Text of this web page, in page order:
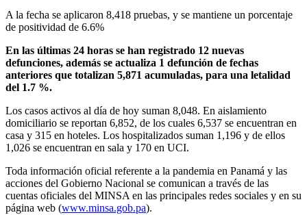
A la fecha se aplicaron 8,418 pruebas, y se mantiene un porcentaje
de positividad de 6.6%
En las últimas 24 horas se han registrado 12 nuevas
defunciones, además se actualiza 1 defunción de fechas
anteriores que totalizan 5,871 acumuladas, para una letalidad
del 1.7 %.
Los casos activos al día de hoy suman 8,048. En aislamiento
domiciliario se reportan 6,852, de los cuales 6,537 se encuentran en
casa y 315 en hoteles. Los hospitalizados suman 1,196 y de ellos
1,026 se encuentran en sala y 170 en UCI.
Toda información oficial referente a la pandemia en Panamá y las
acciones del Gobierno Nacional se comunican a través de las
cuentas oficiales del MINSA en las principales redes sociales y en su
página web (www.minsa.gob.pa).